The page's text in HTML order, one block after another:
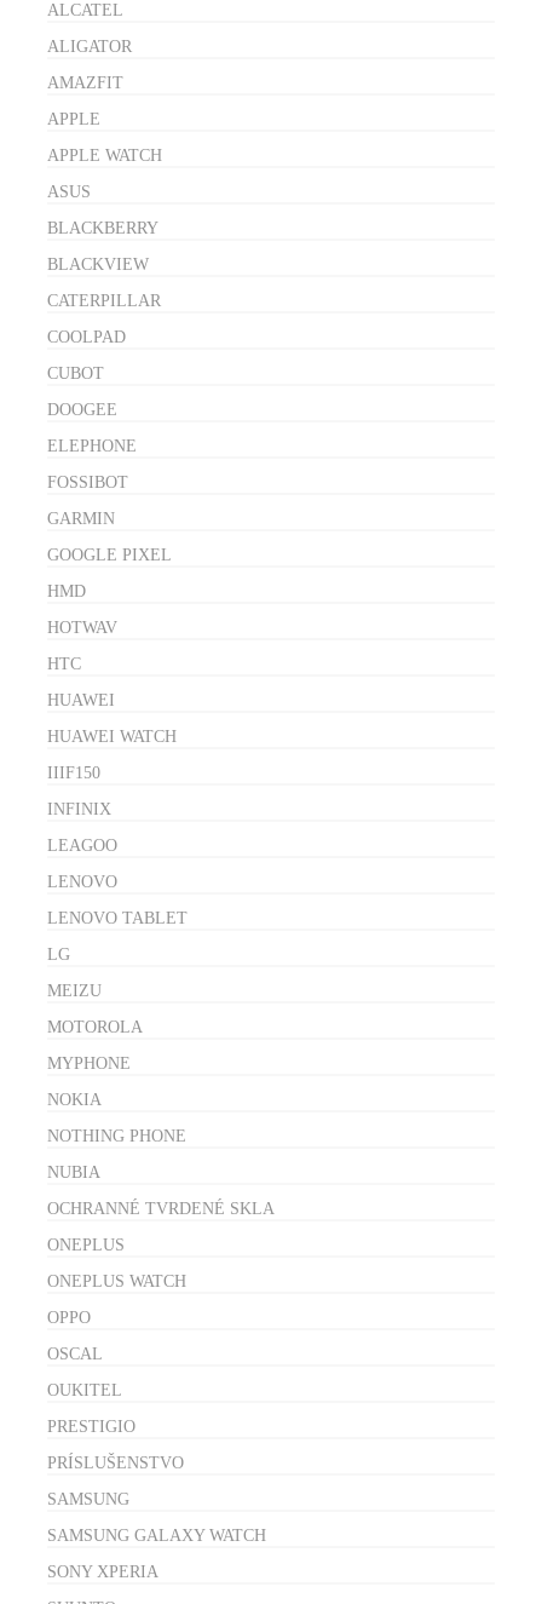
ALCATEL
ALIGATOR
AMAZFIT
APPLE
APPLE WATCH
ASUS
BLACKBERRY
BLACKVIEW
CATERPILLAR
COOLPAD
CUBOT
DOOGEE
ELEPHONE
FOSSIBOT
GARMIN
GOOGLE PIXEL
HMD
HOTWAV
HTC
HUAWEI
HUAWEI WATCH
IIIF150
INFINIX
LEAGOO
LENOVO
LENOVO TABLET
LG
MEIZU
MOTOROLA
MYPHONE
NOKIA
NOTHING PHONE
NUBIA
OCHRANNÉ TVRDENÉ SKLA
ONEPLUS
ONEPLUS WATCH
OPPO
OSCAL
OUKITEL
PRESTIGIO
PRÍSLUŠENSTVO
SAMSUNG
SAMSUNG GALAXY WATCH
SONY XPERIA